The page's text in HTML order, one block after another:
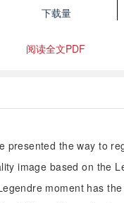
下载量
阅读全文PDF
presented the way to
image based on the
moment has